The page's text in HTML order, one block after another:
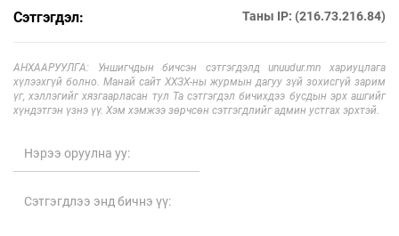
Сэтгэгдэл: Таны IP: (216.73.216.84)
АНХААРУУЛГА: Уншигчдын бичсэн сэтгэгдэлд unuudur.mn хариуцлага
хүлээхгүй болно. Манай сайт ХХЗХ-ны журмын дагуу зүй зохисгүй зарим
үг, хэллэгийг хязгаарласан тул Та сэтгэгдэл бичихдээ бусдын эрх ашгийг
хүндэтгэн үзнэ үү. Хэм хэмжээ зөрчсөн сэтгэгдлийг админ устгах эрхтэй.